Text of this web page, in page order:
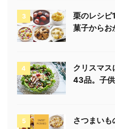
3
栗のレシピ
菓子からお
4
クリスマス
43品。子供
5
さつまい